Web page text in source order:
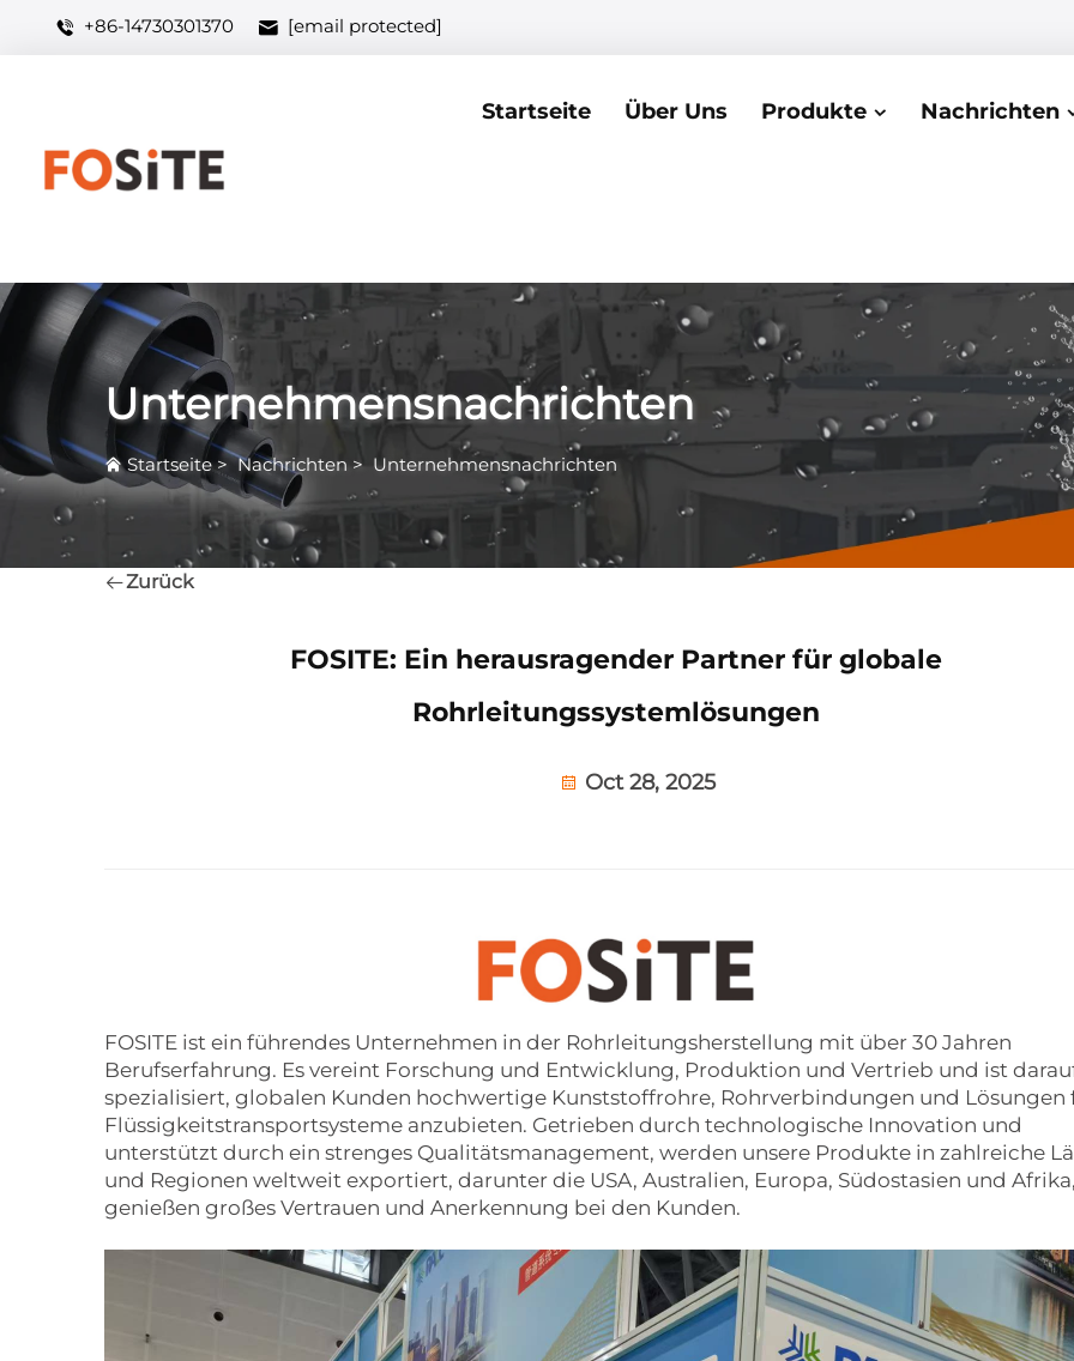
+86-14730301370 [email protected]
Startseite Über Uns Produkte Nachrichten
Unternehmensnachrichten
Startseite>Nachrichten > Unternehmensnachrichten
Zurück
FOSITE: Ein herausragender Partner für globale
Rohrleitungssystemlösungen
Oct 28, 2025
FOSITE ist ein führendes Unternehmen in der Rohrleitungsherstellung mit über 30 Jahren
Berufserfahrung. Es vereint Forschung und Entwicklung, Produktion und Vertrieb und ist
spezialisiert, globalen Kunden hochwertige Kunststoffrohre, Rohrverbindungen und Lösungen
Flüssigkeitstransportsysteme anzubieten. Getrieben durch technologische Innovation und
unterstützt durch ein strenges Qualitätsmanagement, werden unsere Produkte in zahlreiche
und Regionen weltweit exportiert, darunter die USA, Australien, Europa, Südostasien und
genießen großes Vertrauen und Anerkennung bei den Kunden.